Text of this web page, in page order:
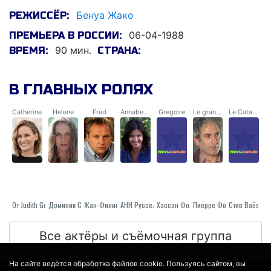
На сайте ведётся обработка файлов cookie. Пользуясь сайтом, вы
РЕЖИССЁР: Бенуа Жако
ПРЕМЬЕРА В РОССИИ: 06-04-1988
ВРЕМЯ: 90 мин. СТРАНА:
В ГЛАВНЫХ РОЛЯХ
Catherine
От Judith Godrèche
Helene
Доминик Санда
Fred
Жан-Филипп Écoffey
Annabelle
АНН Руссель
Gregoire
Хассан Фолл
Le grand-pere
Пиерре Форгет
Le Catalan
Стив Baës
Все актёры и съёмочная группа